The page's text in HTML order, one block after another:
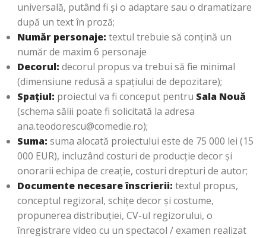
universală, putând fi și o adaptare sau o dramatizare
după un text în proză;
Număr personaje: textul trebuie să conțină un
număr de maxim 6 personaje
Decorul: decorul propus va trebui să fie minimal
(dimensiune redusă a spațiului de depozitare);
Spațiul: proiectul va fi conceput pentru Sala Nouă
(schema sălii poate fi solicitată la adresa
ana.teodorescu@comedie.ro);
Suma: suma alocată proiectului este de 75 000 lei (15
000 EUR), incluzând costuri de producție decor și
onorarii echipa de creație, costuri drepturi de autor;
Documente necesare înscrierii: textul propus,
conceptul regizoral, schițe decor și costume,
propunerea distribuției, CV-ul regizorului, o
înregistrare video cu un spectacol / examen realizat